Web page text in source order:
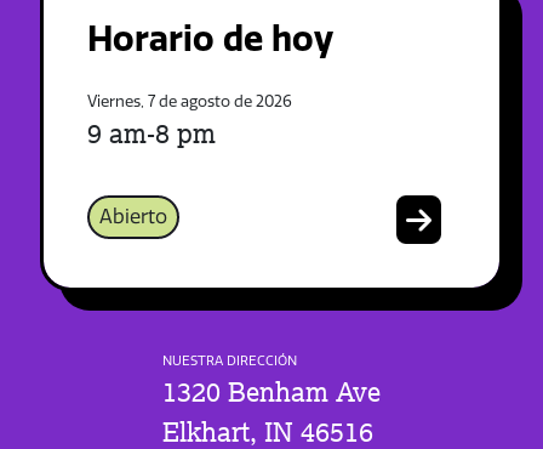
Horario de hoy
Viernes, 7 de agosto de 2026
9 am-8 pm
Abierto
NUESTRA DIRECCIÓN
1320 Benham Ave
Elkhart, IN 46516